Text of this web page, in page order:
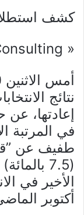
كشف
« Emrhod Consulting »
نتائج
إعادتها،
طفيف عن
(7.5
الأخير في
أكتوبر